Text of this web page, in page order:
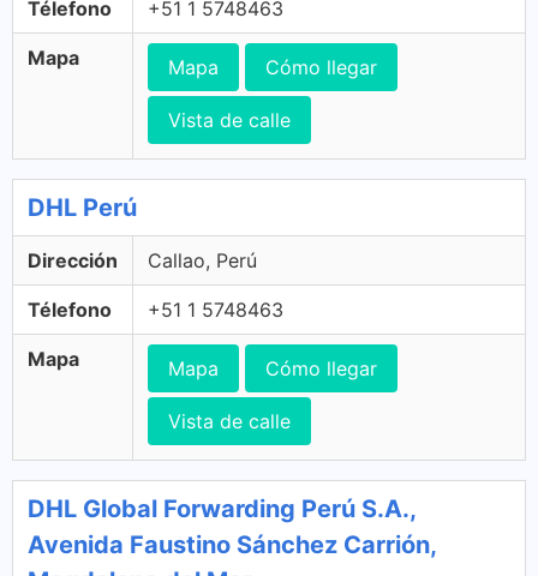
Télefono +51 1 5748463
Mapa Mapa Cómo llegar
Vista de calle
DHL Perú
Dirección Callao, Perú
Télefono +51 1 5748463
Mapa Mapa Cómo llegar
Vista de calle
DHL Global Forwarding Perú S.A.,
Avenida Faustino Sánchez Carrión,